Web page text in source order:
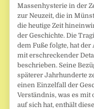
Massenhysterie in der
zur Neuzeit, die in
die heutige Zeit
der Geschichte. Die
dem Fuße folgte, hat
mit erschreckender
beschrieben. Seine
späterer Jahrhunderte
einen Einzelfall der
Verständnis, was es mit
auf sich hat, enthält